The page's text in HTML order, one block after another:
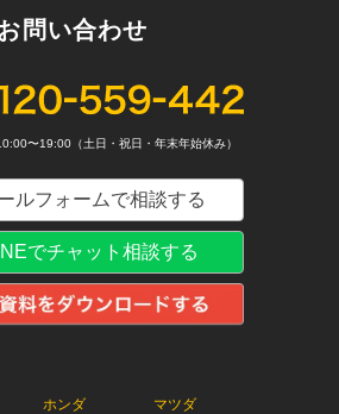
ホンダ
マツダ
問い合わせ
〜19:00（土日・祝日・年末年始休み）
ルフォームで相談する
でチャット相談する